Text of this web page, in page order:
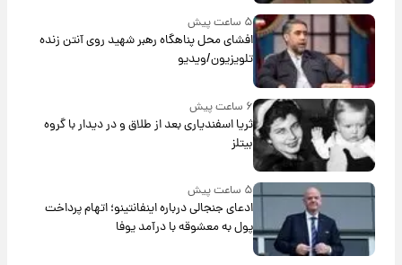
۵ ساعت پیش
افشای محل پناهگاه‌ رهبر شهید روی آنتن زنده
تلویزیون/ویدیو
۶ ساعت پیش
ثریا اسفندیاری بعد از طلاق و در دیدار با گروه
بیتلز
۵ ساعت پیش
ادعای جنجالی درباره اینفانتینو؛ اتهام پرداخت
پول به معشوقه با درآمد یوفا